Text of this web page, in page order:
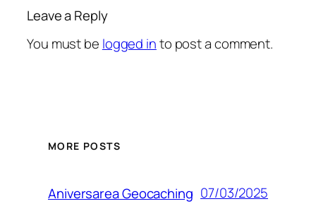
Leave a Reply
You must be logged into post a comment.
MORE POSTS
Aniversarea Geocaching 07/03/2025